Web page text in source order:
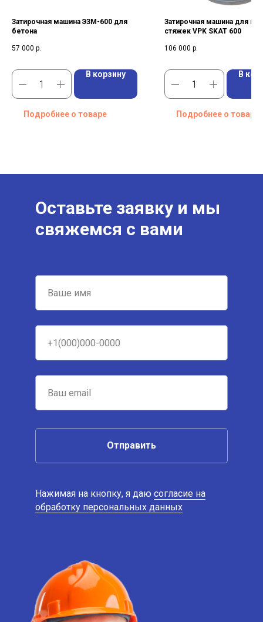
Затирочная машина ЭЗМ-600 для
бетона
57 000 р.
В корзину
Подробнее о товаре
Затирочная машина для
стяжек VPK SKAT 600
106 000 р.
В
Подробнее о товаре
Оставьте заявку и мы
свяжемся с вами
Отправить
Нажимая на кнопку, я даю согласие на
обработку персональных данных